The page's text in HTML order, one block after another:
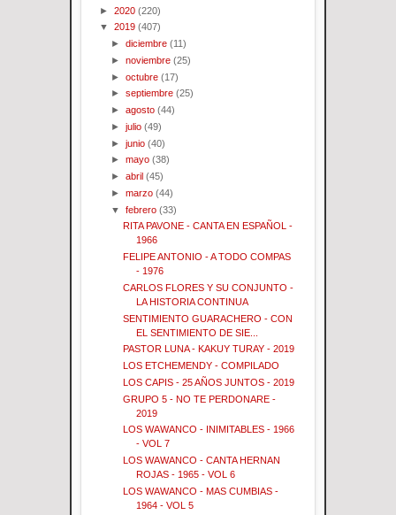
► 2020 (220)
▼ 2019 (407)
►diciembre (11)
►noviembre (25)
►octubre (17)
►septiembre (25)
►agosto (44)
►julio (49)
►junio (40)
►mayo (38)
►abril (45)
►marzo (44)
▼febrero (33)
RITA PAVONE - CANTA EN ESPAÑOL -
1966
FELIPE ANTONIO - A TODO COMPAS
- 1976
CARLOS FLORES Y SU CONJUNTO -
LA HISTORIA CONTINUA
SENTIMIENTO GUARACHERO - CON
EL SENTIMIENTO DE SIE...
PASTOR LUNA - KAKUY TURAY - 2019
LOS ETCHEMENDY - COMPILADO
LOS CAPIS - 25 AÑOS JUNTOS - 2019
GRUPO 5 - NO TE PERDONARE -
2019
LOS WAWANCO - INIMITABLES - 1966
- VOL 7
LOS WAWANCO - CANTA HERNAN
ROJAS - 1965 - VOL 6
LOS WAWANCO - MAS CUMBIAS -
1964 - VOL 5